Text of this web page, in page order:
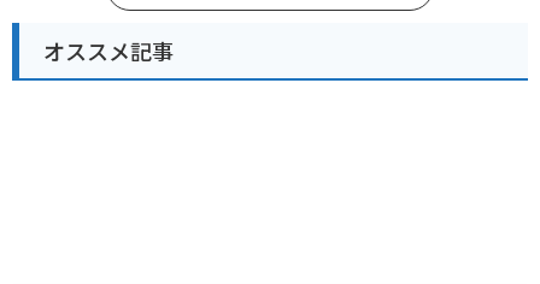
オススメ記事